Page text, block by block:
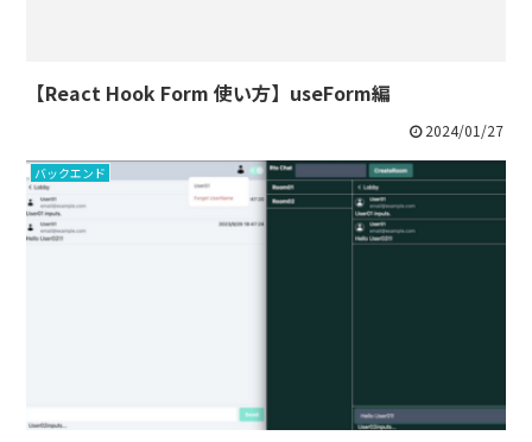
【React Hook Form 使い方】useForm編
2024/01/27
バックエンド